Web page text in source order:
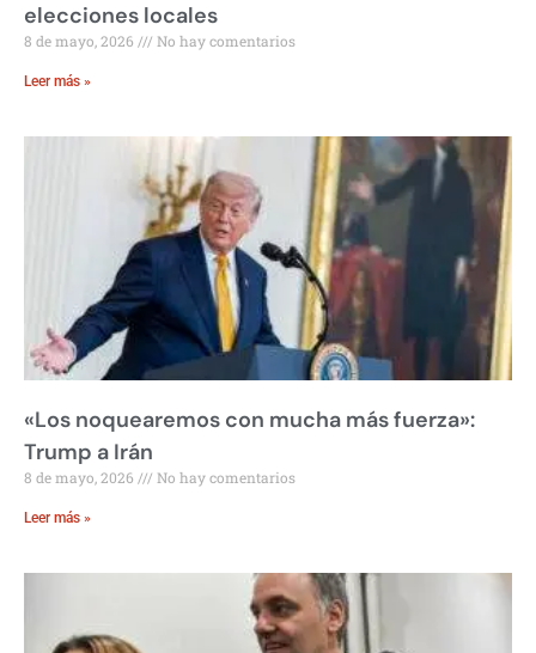
elecciones locales
8 de mayo, 2026 No hay comentarios
Leer más »
«Los noquearemos con mucha más fuerza»:
Trump a Irán
8 de mayo, 2026 No hay comentarios
Leer más »